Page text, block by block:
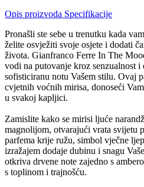
Opis proizvoda Specifikacije
Pronašli ste sebe u trenutku kada
želite osvježiti svoje osjete i dodati
života. Gianfranco Ferre In The
vodi na putovanje kroz senzualnost i
sofisticiranu notu Vašem stilu. Ovaj
cvjetnih voćnih mirisa, donoseći
u svakoj kapljici.
Zamislite kako se mirisi ljuće
magnolijom, otvarajući vrata svijetu
parfema krije ružu, simbol vječne
izražajem dodaje dubinu i snagu
otkriva drvene note zajedno s
s toplinom i trajnošću.